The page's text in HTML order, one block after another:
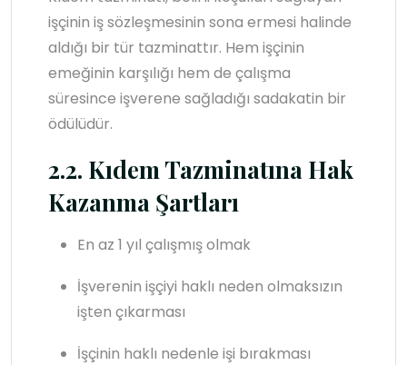
işçinin iş sözleşmesinin sona ermesi halinde
aldığı bir tür tazminattır. Hem işçinin
emeğinin karşılığı hem de çalışma
süresince işverene sağladığı sadakatin bir
ödülüdür.
2.2. Kıdem Tazminatına Hak
Kazanma Şartları
En az 1 yıl çalışmış olmak
İşverenin işçiyi haklı neden olmaksızın
işten çıkarması
İşçinin haklı nedenle işi bırakması